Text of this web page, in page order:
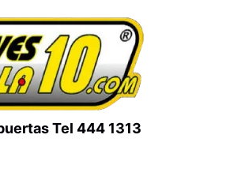
Tel 444 1313